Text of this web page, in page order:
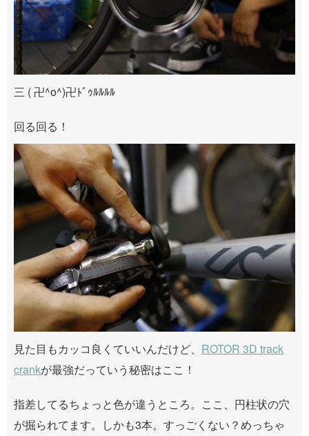
三 ( 卍^o^)卍ﾄﾞｩﾙﾙﾙﾙ
回る回る！
見た目もカッコ良くていいんだけど、 ROTOR 3D track
crankが最強だっていう秘密はここ！
指差してるちょっと色が違うところ。ここ、円柱状の穴
が掘られてます。しかも3本。すっごくない？めっちゃ